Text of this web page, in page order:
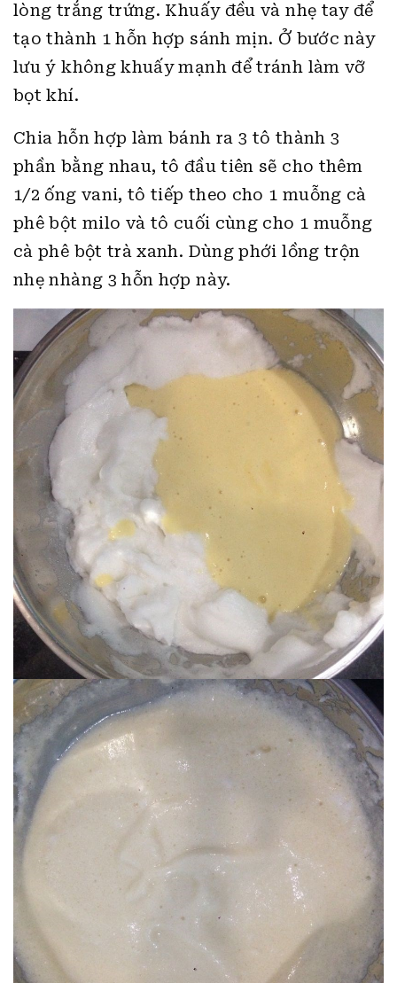
lòng trắng trứng. Khuấy đều và nhẹ tay để
tạo thành 1 hỗn hợp sánh mịn. Ở bước này
lưu ý không khuấy mạnh để tránh làm vỡ
bọt khí.
Chia hỗn hợp làm bánh ra 3 tô thành 3
phần bằng nhau, tô đầu tiên sẽ cho thêm
1/2 ống vani, tô tiếp theo cho 1 muỗng cà
phê bột milo và tô cuối cùng cho 1 muỗng
cà phê bột trà xanh. Dùng phới lồng trộn
nhẹ nhàng 3 hỗn hợp này.